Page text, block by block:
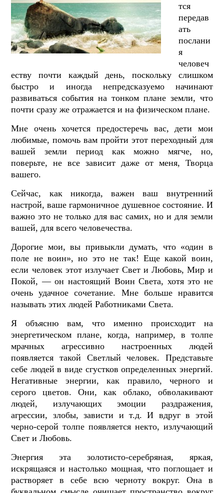
тся
передав
ать
послани
я
человеч
еству почти каждый день, поскольку слишком
быстро и иногда непредсказуемо начинают
развиваться события на тонком плане земли, что
почти сразу же отражается и на физическом плане.
Мне очень хочется предостеречь вас, дети мои
любимые, помочь вам пройти этот переходный для
вашей земли период как можно мягче, но,
поверьте, не все зависит даже от меня, Творца
вашего.
Сейчас, как никогда, важен ваш внутренний
настрой, ваше гармоничное душевное состояние. И
важно это не только для вас самих, но и для земли
вашей, для всего человечества.
Дорогие мои, вы привыкли думать, что «один в
поле не воин», но это не так! Еще какой воин,
если человек этот излучает Свет и Любовь, Мир и
Покой, — он настоящий Воин Света, хотя это не
очень удачное сочетание. Мне больше нравится
называть этих людей Работниками Света.
Я объясню вам, что именно происходит на
энергетическом плане, когда, например, в толпе
мрачных агрессивно настроенных людей
появляется такой Светлый человек. Представьте
себе людей в виде сгустков определенных энергий.
Негативные энергии, как правило, черного и
серого цветов. Они, как облако, обволакивают
людей, излучающих эмоции раздражения,
агрессии, злобы, зависти и т.д. И вдруг в этой
черно-серой толпе появляется некто, излучающий
Свет и Любовь.
Энергия эта золотисто-серебряная, яркая,
искрящаяся и настолько мощная, что поглощает и
растворяет в себе всю черноту вокруг. Она в